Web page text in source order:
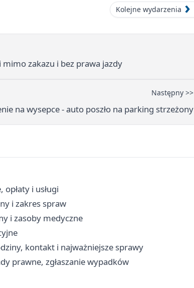
Kolejne wydarzenia
zakazu i bez prawa jazdy
Następny >>
na wysepce - auto poszło na parking strzeżony
i usługi
i zakres spraw
i zasoby medyczne
kontakt i najważniejsze sprawy
prawne, zgłaszanie wypadków